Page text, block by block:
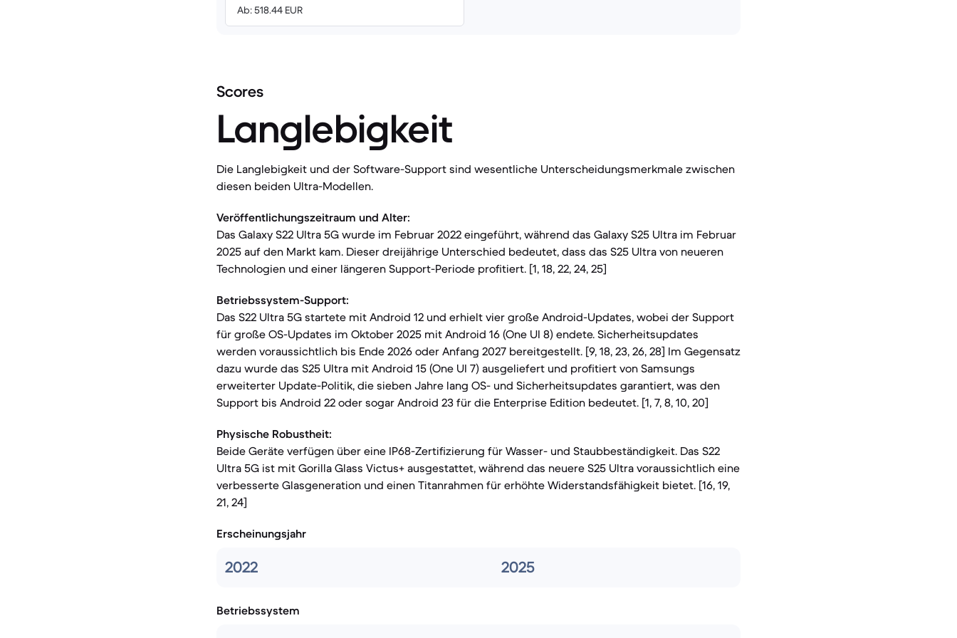
Ab: 518.44 EUR
Scores
Langlebigkeit
Die Langlebigkeit und der Software-Support sind wesentliche Unterscheidungsmerkmale zwischen
diesen beiden Ultra-Modellen.
Veröffentlichungszeitraum und Alter:
Das Galaxy S22 Ultra 5G wurde im Februar 2022 eingeführt, während das Galaxy S25 Ultra im Februar
2025 auf den Markt kam. Dieser dreijährige Unterschied bedeutet, dass das S25 Ultra von neueren
Technologien und einer längeren Support-Periode profitiert. [1, 18, 22, 24, 25]
Betriebssystem-Support:
Das S22 Ultra 5G startete mit Android 12 und erhielt vier große Android-Updates, wobei der Support
für große OS-Updates im Oktober 2025 mit Android 16 (One UI 8) endete. Sicherheitsupdates
werden voraussichtlich bis Ende 2026 oder Anfang 2027 bereitgestellt. [9, 18, 23, 26, 28] Im Gegensatz
dazu wurde das S25 Ultra mit Android 15 (One UI 7) ausgeliefert und profitiert von Samsungs
erweiterter Update-Politik, die sieben Jahre lang OS- und Sicherheitsupdates garantiert, was den
Support bis Android 22 oder sogar Android 23 für die Enterprise Edition bedeutet. [1, 7, 8, 10, 20]
Physische Robustheit:
Beide Geräte verfügen über eine IP68-Zertifizierung für Wasser- und Staubbeständigkeit. Das S22
Ultra 5G ist mit Gorilla Glass Victus+ ausgestattet, während das neuere S25 Ultra voraussichtlich eine
verbesserte Glasgeneration und einen Titanrahmen für erhöhte Widerstandsfähigkeit bietet. [16, 19,
21, 24]
Erscheinungsjahr
2022 2025
Betriebssystem